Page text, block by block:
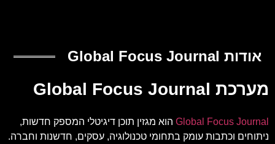
אודות Global Focus Journal
מערכת Global Focus Journal
Global Focus Journal הוא מגזין תוכן דיגיטלי המספק חדשות,
ניתוחים וכתבות עומק בתחומי טכנולוגיה, עסקים, חדשנות וחברה.